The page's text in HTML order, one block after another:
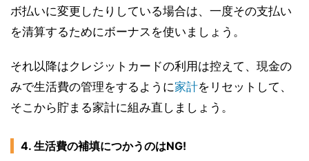
ボ払いに変更したりしている場合は、一度その支払い
を清算するためにボーナスを使いましょう。
それ以降はクレジットカードの利用は控えて、現金の
みで生活費の管理をするように家計をリセットして、
そこから貯まる家計に組み直しましょう。
4. 生活費の補填につかうのはNG!